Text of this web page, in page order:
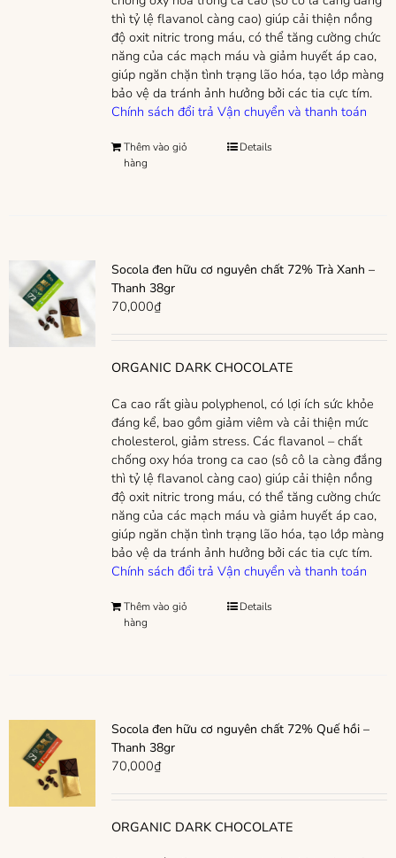
thì tỷ lệ flavanol càng cao) giúp cải thiện nồng
độ oxit nitric trong máu, có thể tăng cường chức
năng của các mạch máu và giảm huyết áp cao,
giúp ngăn chặn tình trạng lão hóa, tạo lớp màng
bảo vệ da tránh ảnh hưởng bởi các tia cực tím.
Chính sách đổi trả Vận chuyển và thanh toán
Thêm vào giỏ
hàng
Details
Socola đen hữu cơ nguyên chất 72% Trà Xanh –
Thanh 38gr
70,000₫
ORGANIC DARK CHOCOLATE
Ca cao rất giàu polyphenol, có lợi ích sức khỏe
đáng kể, bao gồm giảm viêm và cải thiện mức
cholesterol, giảm stress. Các flavanol – chất
chống oxy hóa trong ca cao (sô cô la càng đắng
thì tỷ lệ flavanol càng cao) giúp cải thiện nồng
độ oxit nitric trong máu, có thể tăng cường chức
năng của các mạch máu và giảm huyết áp cao,
giúp ngăn chặn tình trạng lão hóa, tạo lớp màng
bảo vệ da tránh ảnh hưởng bởi các tia cực tím.
Chính sách đổi trả Vận chuyển và thanh toán
Thêm vào giỏ
hàng
Details
Socola đen hữu cơ nguyên chất 72% Quế hồi –
Thanh 38gr
70,000₫
ORGANIC DARK CHOCOLATE